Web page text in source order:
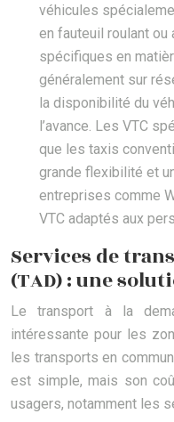
véhicules
en fauteuil roulant ou
spécifiques en
généralement sur
la disponibilité du
l’avance. Les VTC
que les taxis
grande flexibilité et
entreprises comme
VTC adaptés aux
Services de
(TAD) : une
Le transport à la
intéressante pour les
les transports en
est simple, mais son
usagers, notamment les